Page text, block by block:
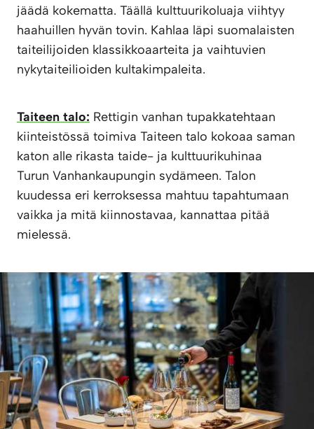
jäädä kokematta. Täällä kulttuurikoluaja viihtyy
haahuillen hyvän tovin. Kahlaa läpi suomalaisten
taiteilijoiden klassikkoaarteita ja vaihtuvien
nykytaiteilioiden kultakimpaleita.
Taiteen talo: Rettigin vanhan tupakkatehtaan
kiinteistössä toimiva Taiteen talo kokoaa saman
katon alle rikasta taide- ja kulttuurikuhinaa
Turun Vanhankaupungin sydämeen. Talon
kuudessa eri kerroksessa mahtuu tapahtumaan
vaikka ja mitä kiinnostavaa, kannattaa pitää
mielessä.